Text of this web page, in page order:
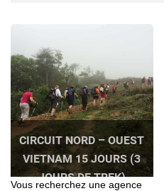
CIRCUIT NORD – OUEST
VIETNAM 15 JOURS (3
JOURS DE TREK)
Vous recherchez une agence